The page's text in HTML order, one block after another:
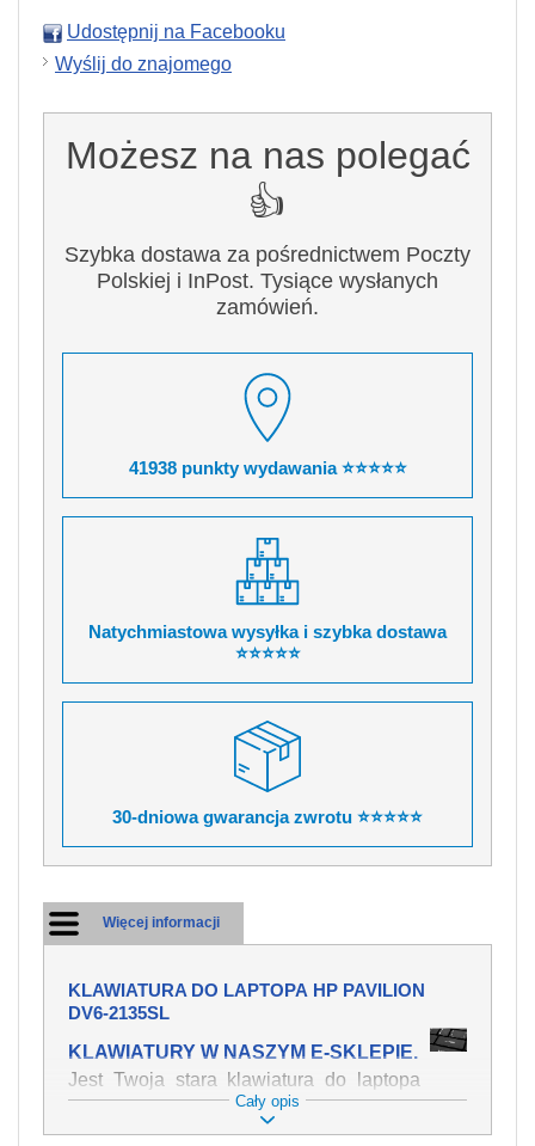
Udostępnij na Facebooku
Wyślij do znajomego
Możesz na nas polegać
👍
Szybka dostawa za pośrednictwem Poczty
Polskiej i InPost. Tysiące wysłanych
zamówień.
41938 punkty wydawania ⭐⭐⭐⭐⭐
Natychmiastowa wysyłka i szybka dostawa
⭐⭐⭐⭐⭐
30-dniowa gwarancja zwrotu ⭐⭐⭐⭐⭐
Więcej informacji
KLAWIATURA DO LAPTOPA HP PAVILION
DV6-2135SL
KLAWIATURY W NASZYM E-SKLEPIE.
Jest Twoja stara klawiatura do laptopa
HP Pavilion dv6-2135sl mechanicznie
uszkodzona, polałeś ją płynem, który
Cały opis